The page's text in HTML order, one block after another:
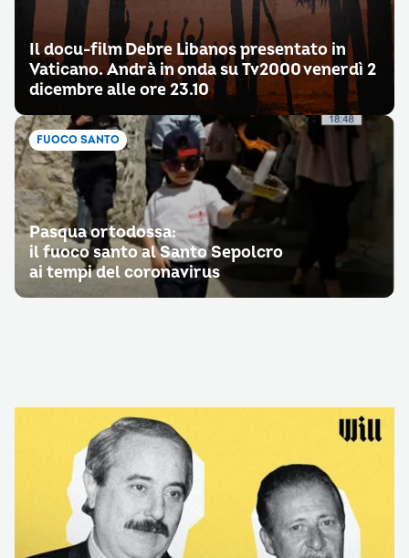
Il docu-film Debre Libanos presentato in
Vaticano. Andrà in onda su Tv2000 venerdì 2
dicembre alle ore 23.10
FUOCO SANTO
Pasqua ortodossa:
il fuoco santo al Santo Sepolcro
ai tempi del coronavirus